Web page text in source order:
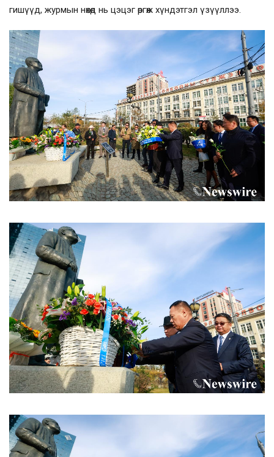
гишүүд, журмын нөхөд нь цэцэг өргөж хүндэтгэл үзүүллээ.